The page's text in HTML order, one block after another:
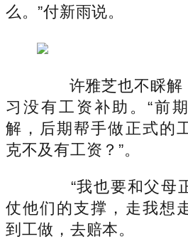
么。”付新雨说。
许雅芝也不睬解
习没有工资补助。“前
解，后期帮手做正式的
克不及有工资？”。
“我也要和父母
仗他们的支撑，走我想
到工做，去赔本。